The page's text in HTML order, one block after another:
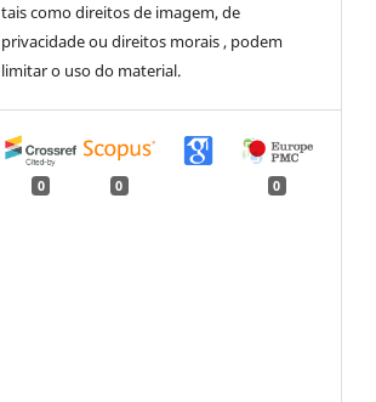
tais como direitos de imagem, de
privacidade ou direitos morais , podem
limitar o uso do material.
0 0 0